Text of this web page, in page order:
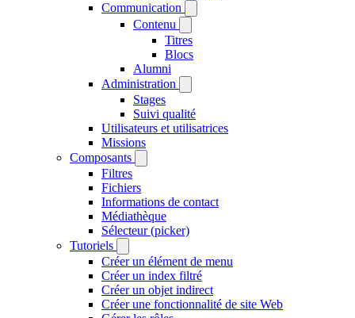
Communication
Contenu
Titres
Blocs
Alumni
Administration
Stages
Suivi qualité
Utilisateurs et utilisatrices
Missions
Composants
Filtres
Fichiers
Informations de contact
Médiathèque
Sélecteur (picker)
Tutoriels
Créer un élément de menu
Créer un index filtré
Créer un objet indirect
Créer une fonctionnalité de site Web